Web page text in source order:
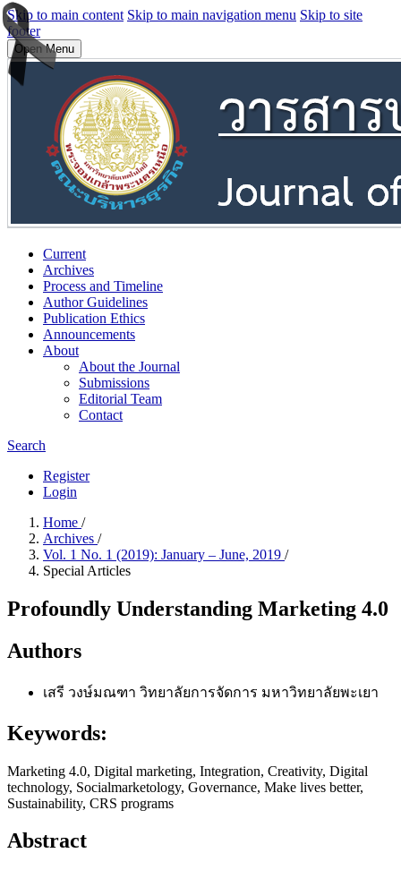
Skip to main content Skip to main navigation menu Skip to site
footer
Open Menu
Current
Archives
Process and Timeline
Author Guidelines
Publication Ethics
Announcements
About
About the Journal
Submissions
Editorial Team
Contact
Search
Register
Login
Home /
Archives /
Vol. 1 No. 1 (2019): January – June, 2019 /
Special Articles
Profoundly Understanding Marketing 4.0
Authors
เสรี วงษ์มณฑา วิทยาลัยการจัดการ มหาวิทยาลัยพะเยา
Keywords:
Marketing 4.0, Digital marketing, Integration, Creativity, Digital
technology, Socialmarketology, Governance, Make lives better,
Sustainability, CRS programs
Abstract